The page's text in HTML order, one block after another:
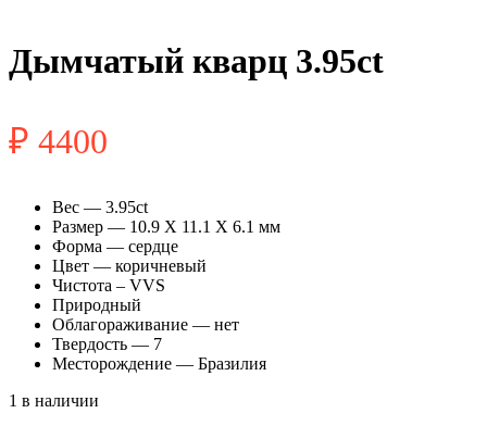
Дымчатый кварц 3.95ct
₽ 4400
Вес — 3.95ct
Размер — 10.9 X 11.1 X 6.1 мм
Форма — сердце
Цвет — коричневый
Чистота – VVS
Природный
Облагораживание — нет
Твердость — 7
Месторождение — Бразилия
1 в наличии